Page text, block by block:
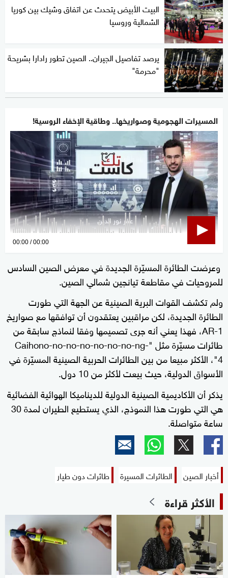
البيت الأبيض يتحدث عن اتفاق وشيك بين كوريا
الشمالية وروسيا
يرصد تفاصيل الجيران.. الصين تطور رادارا بشريحة
"محرمة"
المسيرات الهجومية وصواريخها.. وطاقية الإخفاء الروسية!
0
00:00 00:00
وعرضت الطائرة المسيّرة الجديدة في معرض الصين السادس
للمروحيات في مقاطعة تيانجين شمالي الصين.
ولم تكشف القوات البرية الصينية عن الجهة التي طورت
الطائرة الجديدة، لكن مراقبين يعتقدون أن توافقها مع صواريخ
AR-1، فهذا يعني أنه جرى تصميمها وفقا لنماذج سابقة من
طائرات مسيّرة مثل "Caihono-no-no-no-no-no-no-ng-
4"، الأكثر مبيعا من بين الطائرات الحربية الصينية المسيّرة في
الأسواق الدولية، حيث بيعت لأكثر من 10 دول.
يذكر أن الأكاديمية الصينية الدولية للديناميكا الهوائية الفضائية
هي التي طورت هذا النموذج، الذي يستطيع الطيران لمدة 30
ساعة متواصلة.
أخبار الصين الطائرات المسيرة طائرات دون طيار
الأكثر قراءة